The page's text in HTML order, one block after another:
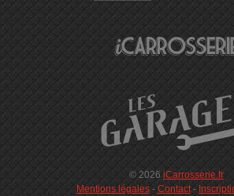
© 2026 iCarrosserie.fr
Mentions légales- Contact-